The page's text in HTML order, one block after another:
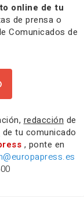
online de tu
de prensa o
Comunicados de
redacción de
de tu comunicado
, ponte en